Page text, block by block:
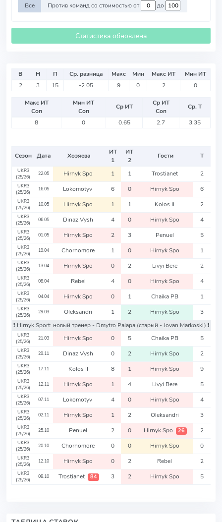
Все Против команд со стоимостью от до
Статистика обновлена
В Н П Ср. разница Макс Мин Макс ИТ
Мин ИТ
2
3 15 -2.05 9 0 2 0
Макс ИТ
Соп
Мин ИТ
Соп
Ср ИТ
Ср ИТ
Соп
Ср. Т
8
0 0.65 2.7 3.35
Сезон Дата Хозяева
ИТ
1
ИТ
2
Гости Т
UKR3
(25/26)
22.05 Hirnyk Spo 1 1 Trostianet 2
UKR3
(25/26)
16.05 Lokomotyv 6 0 Hirnyk Spo 6
UKR3
(25/26)
10.05 Hirnyk Spo 1 1 Kolos II 2
UKR3
(25/26)
06.05 Dinaz Vysh 4 0 Hirnyk Spo 4
UKR3
(25/26)
01.05 Hirnyk Spo 2 3 Penuel 5
UKR3
(25/26)
19.04 Chornomore 1 0 Hirnyk Spo 1
UKR3
(25/26)
13.04 Hirnyk Spo 0 2 Livyi Bere 2
UKR3
(25/26)
08.04 Rebel 4 0 Hirnyk Spo 4
UKR3
(25/26)
04.04 Hirnyk Spo 0 1 Chaika PB 1
UKR3
(25/26)
29.03 Oleksandri 1 2 Hirnyk Spo
3
❗️ Hirnyk Sport: новый тренер - Dmytro Palapa (старый - Jovan Markoski) ❗️
UKR3
(25/26)
21.03 Hirnyk Spo 0 5 Chaika PB 5
UKR3
(25/26)
29.11 Dinaz Vysh 0 2 Hirnyk Spo 2
UKR3
(25/26)
17.11 Kolos II 8 1 Hirnyk Spo 9
UKR3
(25/26)
12.11 Hirnyk Spo 1 4 Livyi Bere 5
UKR3
(25/26)
07.11 Lokomotyv 4 0 Hirnyk Spo 4
UKR3
(25/26)
02.11 Hirnyk Spo 1 2 Oleksandri 3
UKR3
(25/26)
25.10 Penuel 2 0 Hirnyk Spo 26 2
UKR3
(25/26)
20.10 Chornomore 0 0 Hirnyk Spo 0
UKR3
(25/26)
12.10 Hirnyk Spo 0 2 Rebel 2
UKR3
(25/26)
08.10 Trostianet 84 3 2 Hirnyk Spo 5